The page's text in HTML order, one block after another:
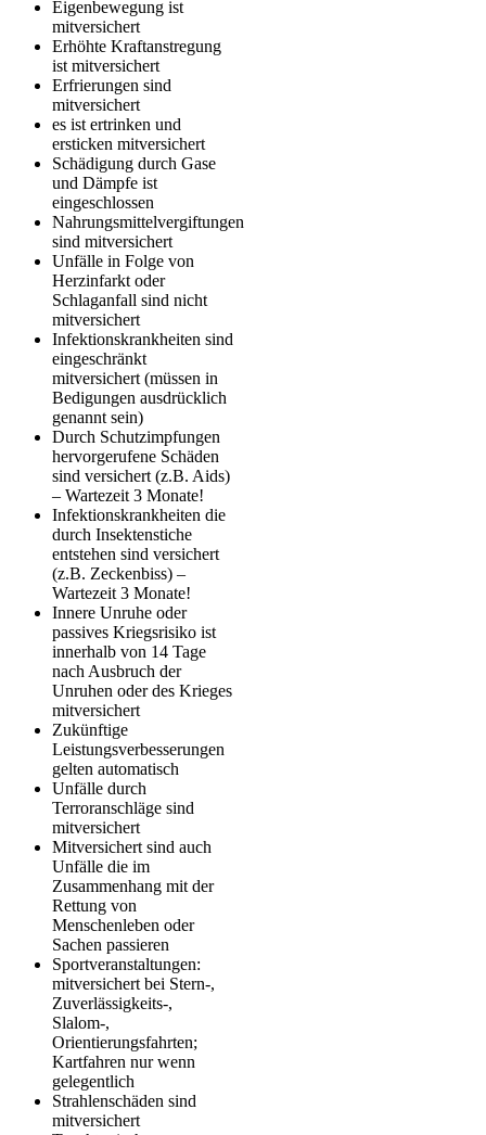
Eigenbewegung ist
mitversichert
Erhöhte Kraftanstregung
ist mitversichert
Erfrierungen sind
mitversichert
es ist ertrinken und
ersticken mitversichert
Schädigung durch Gase
und Dämpfe ist
eingeschlossen
Nahrungsmittelvergiftungen
sind mitversichert
Unfälle in Folge von
Herzinfarkt oder
Schlaganfall sind nicht
mitversichert
Infektionskrankheiten sind
eingeschränkt
mitversichert (müssen in
Bedigungen ausdrücklich
genannt sein)
Durch Schutzimpfungen
hervorgerufene Schäden
sind versichert (z.B. Aids)
– Wartezeit 3 Monate!
Infektionskrankheiten die
durch Insektenstiche
entstehen sind versichert
(z.B. Zeckenbiss) –
Wartezeit 3 Monate!
Innere Unruhe oder
passives Kriegsrisiko ist
innerhalb von 14 Tage
nach Ausbruch der
Unruhen oder des Krieges
mitversichert
Zukünftige
Leistungsverbesserungen
gelten automatisch
Unfälle durch
Terroranschläge sind
mitversichert
Mitversichert sind auch
Unfälle die im
Zusammenhang mit der
Rettung von
Menschenleben oder
Sachen passieren
Sportveranstaltungen:
mitversichert bei Stern-,
Zuverlässigkeits-,
Slalom-,
Orientierungsfahrten;
Kartfahren nur wenn
gelegentlich
Strahlenschäden sind
mitversichert